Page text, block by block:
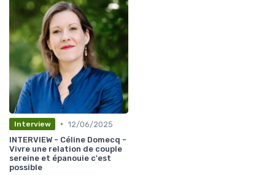
Interview • 12/06/2025
INTERVIEW - Céline Domecq -
Vivre une relation de couple
sereine et épanouie c'est
possible